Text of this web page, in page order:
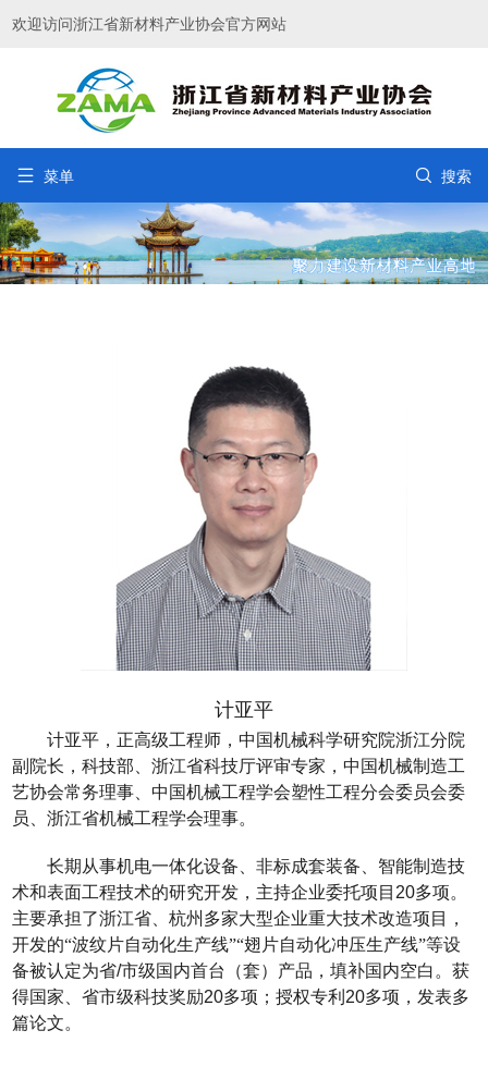
欢迎访问浙江省新材料产业协会官方网站
 菜单  搜索
计亚平
计亚平，正高级工程师，中国机械科学研究院浙江分院
副院长，科技部、浙江省科技厅评审专家，中国机械制造工
艺协会常务理事、中国机械工程学会塑性工程分会委员会委
员、浙江省机械工程学会理事。
长期从事机电一体化设备、非标成套装备、智能制造技
术和表面工程技术的研究开发，主持企业委托项目 20多项。
主要承担了浙江省、杭州多家大型企业重大技术改造项目，
开发的“波纹片自动化生产线”“翅片自动化冲压生产线”等设
备被认定为省/市级国内首台（套）产品，填补国内空白。获
得国家、省市级科技奖励20多项；授权专利 20多项，发表多
篇论文。